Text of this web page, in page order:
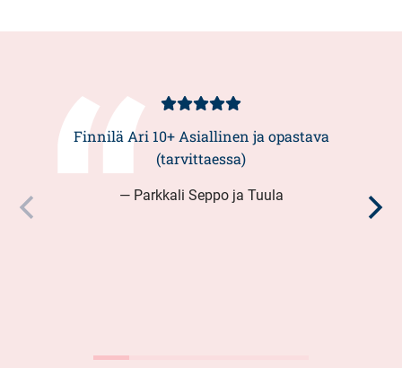
Kundbetyg
5/5
Finnilä Ari 10+ Asiallinen ja opastava
(tarvittaessa)
— Parkkali Seppo ja Tuula